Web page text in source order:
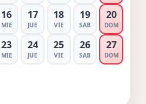
16
MIE
17
JUE
18
VIE
19
SAB
20
DOM
23
MIE
24
JUE
25
VIE
26
SAB
27
DOM